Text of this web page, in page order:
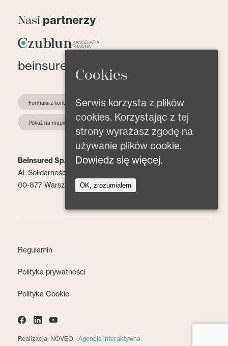
Nasi partnerzy
beinsured@beinsured.pl
Formularz kontaktowy
Pokaż na mapie
BeInsured Sp. z o.o.
Al. Solidarności 153 lok. 2
00-877 Warszawa
Regulamin
Polityka prywatności
Polityka Cookie
Realizacja: NOVEO - Agencja interaktywna
Cookies
Serwis korzysta z plików
cookies. Korzystając z tej
strony wyrażasz zgodę na
używanie plików cookie.
Dowiedz się więcej.
OK, zrozumiałem